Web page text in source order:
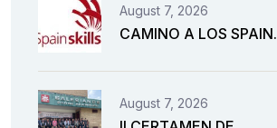
August 7, 2026
CAMINO A LOS SPAIN.
August 7, 2026